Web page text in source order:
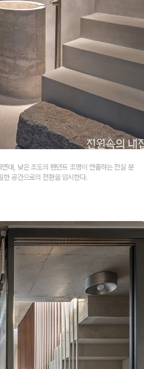
대, 낮은 조도의 팬던트 조명이 연출하는 전실 분
한 공간으로의 전환을 암시한다.